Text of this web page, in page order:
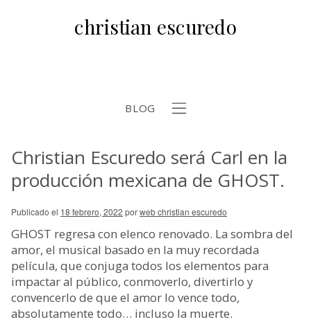
christian escuredo
BLOG
Christian Escuredo será Carl en la
producción mexicana de GHOST.
Publicado el 18 febrero, 2022 porweb christian escuredo
GHOST regresa con elenco renovado. La sombra del
amor, el musical basado en la muy recordada
película, que conjuga todos los elementos para
impactar al público, conmoverlo, divertirlo y
convencerlo de que el amor lo vence todo,
absolutamente todo… incluso la muerte.